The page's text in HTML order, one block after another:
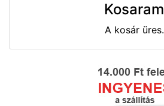
Kosaram
A kosár üres.